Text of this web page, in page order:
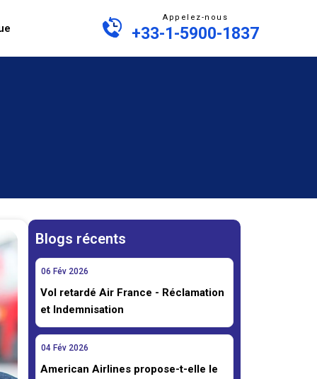
Appelez-nous
+33-1-5900-1837
Blogs récents
06 Fév 2026
Vol retardé Air France - Réclamation
et Indemnisation
04 Fév 2026
American Airlines propose-t-elle le